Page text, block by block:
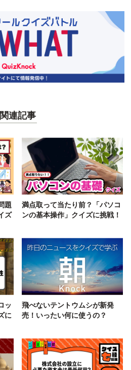
関連記事
題
ズ
満点取って当たり前？「パソコ
ンの基本操作」クイズに挑戦！
ッ
に
飛べないテントウムシが新発
売！いったい何に使うの？